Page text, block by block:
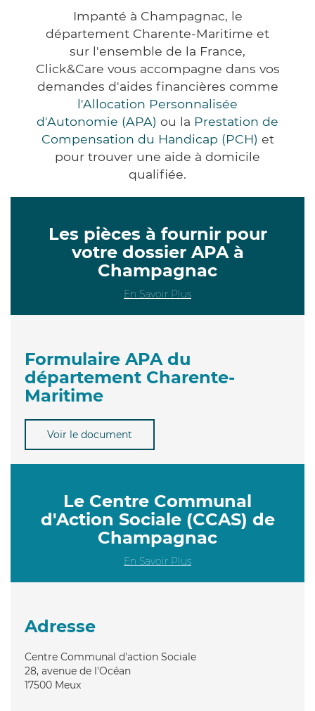
Impanté à Champagnac, le
département Charente-Maritime et
sur l'ensemble de la France,
Click&Care vous accompagne dans vos
demandes d'aides financières comme
l'Allocation Personnalisée
d'Autonomie (APA) ou la Prestation de
Compensation du Handicap (PCH) et
pour trouver une aide à domicile
qualifiée.
Les pièces à fournir pour
votre dossier APA à
Champagnac
En Savoir Plus
Formulaire APA du
département Charente-
Maritime
Voir le document
Le Centre Communal
d'Action Sociale (CCAS) de
Champagnac
En Savoir Plus
Adresse
Centre Communal d'action Sociale
28, avenue de l'Océan
17500 Meux